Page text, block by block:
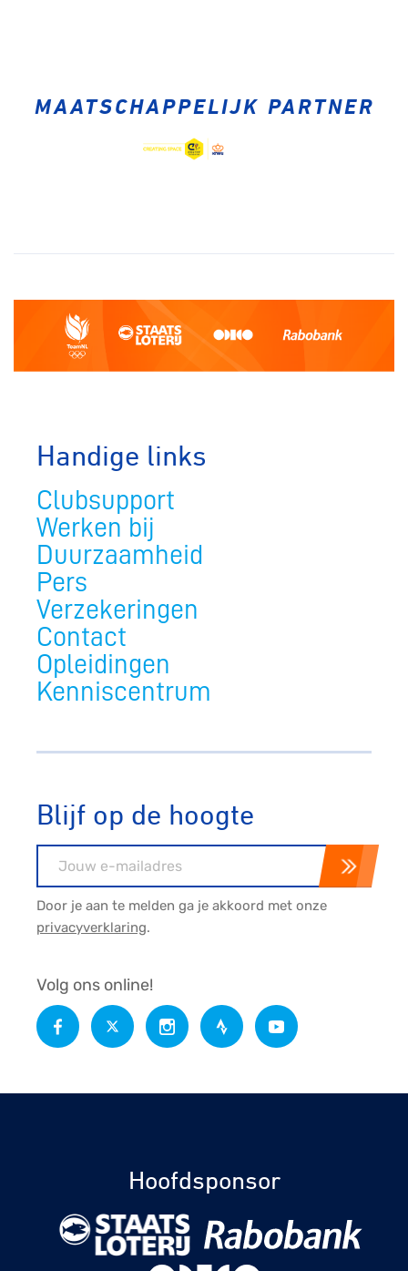
MAATSCHAPPELIJK PARTNER
Handige links
Clubsupport
Werken bij
Duurzaamheid
Pers
Verzekeringen
Contact
Opleidingen
Kenniscentrum
Blijf op de hoogte
Door je aan te melden ga je akkoord met onze
privacyverklaring.
Volg ons online!
Hoofdsponsor